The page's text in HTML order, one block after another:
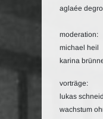
aglaée
moderation:
michael heil
karina
vorträge:
lukas
wachstum